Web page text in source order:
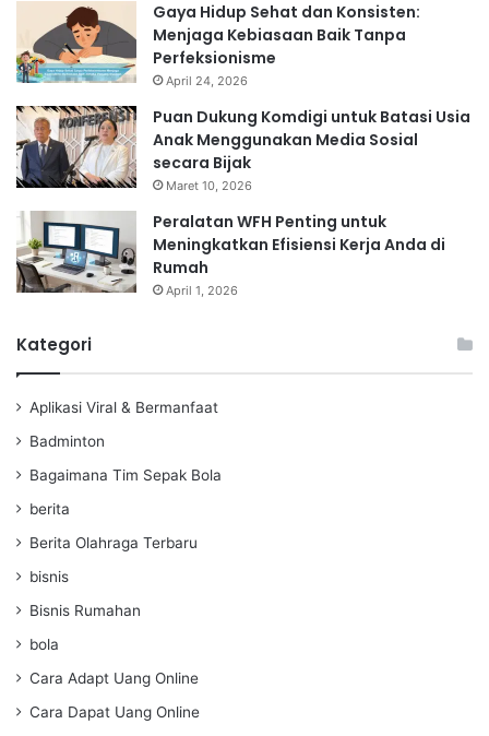
Gaya Hidup Sehat dan Konsisten:
Menjaga Kebiasaan Baik Tanpa
Perfeksionisme
April 24, 2026
Puan Dukung Komdigi untuk Batasi Usia
Anak Menggunakan Media Sosial
secara Bijak
Maret 10, 2026
Peralatan WFH Penting untuk
Meningkatkan Efisiensi Kerja Anda di
Rumah
April 1, 2026
Kategori
Aplikasi Viral & Bermanfaat
Badminton
Bagaimana Tim Sepak Bola
berita
Berita Olahraga Terbaru
bisnis
Bisnis Rumahan
bola
Cara Adapt Uang Online
Cara Dapat Uang Online